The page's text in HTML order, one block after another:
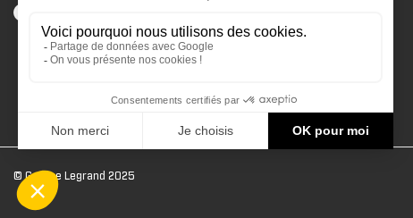
© Groupe Legrand 2025